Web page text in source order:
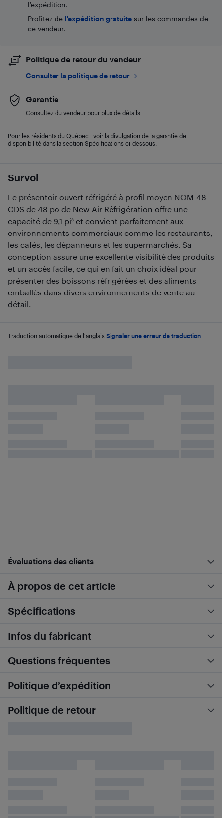
Survol
Le présentoir ouvert réfrigéré à profil moyen NOM-48-
CDS de 48 po de New Air Réfrigération offre une
capacité de 9,1 pi³ et convient parfaitement aux
environnements commerciaux comme les restaurants,
les cafés, les dépanneurs et les supermarchés. Sa
conception assure une excellente visibilité des produits
et un accès facile, ce qui en fait un choix idéal pour
présenter des boissons réfrigérées et des aliments
emballés dans divers environnements de vente au
détail.
Traduction automatique de l'anglais. Signaler une erreur de traduction
l’expédition.
Profitez de l'expédition gratuite sur les commandes de
ce vendeur.
Politique de retour du vendeur
Consulter la politique de retour
Garantie
Consultez du vendeur pour plus de détails.
Pour les résidents du Québec : voir la divulgation de la garantie de
disponibilité dans la section Spécifications ci-dessous.
Évaluations des clients
À propos de cet article
Spécifications
Infos du fabricant
Questions fréquentes
Politique d’expédition
Politique de retour